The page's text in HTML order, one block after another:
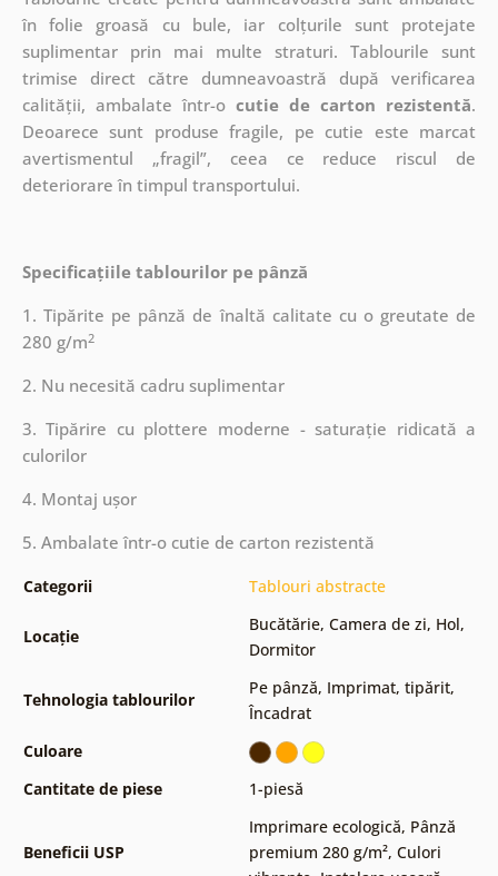
în folie groasă cu bule, iar colțurile sunt protejate
suplimentar prin mai multe straturi.Tablourile sunt
trimise direct către dumneavoastră după verificarea
calității, ambalate într-o cutie de carton rezistentă.
Deoarece sunt produse fragile, pe cutie este marcat
avertismentul „fragil”, ceea ce reduce riscul de
deteriorare în timpul transportului.
Specificațiile tablourilor pe pânză
1. Tipărite pe pânză de înaltă calitate cu o greutate de
280 g/m2
2. Nu necesită cadru suplimentar
3. Tipărire cu plottere moderne - saturație ridicată a
culorilor
4. Montaj ușor
5. Ambalate într-o cutie de carton rezistentă
Categorii Tablouri abstracte
Locație
Bucătărie, Camera de zi, Hol,
Dormitor
Tehnologia tablourilor
Pe pânză, Imprimat, tipărit,
Încadrat
Culoare
Cantitate de piese
1-piesă
Beneficii USP
Imprimare ecologică, Pânză
premium 280 g/m², Culori